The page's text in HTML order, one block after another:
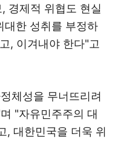
경제적 위협도 현실
대한 성취를 부정하
, 이겨내야 한다"고
체성을 무너뜨리려
"자유민주주의 대
, 대한민국을 더욱 위